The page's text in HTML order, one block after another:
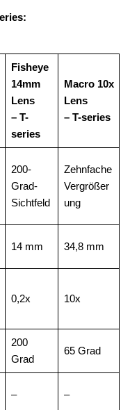
Fisheye
14mm
Lens
– T-
series
Macro 10x
Lens
– T-series
200-
Grad-
Sichtfeld
Zehnfache
Vergrößer
ung
14 mm 34,8 mm
0,2x 10x
200
Grad
65 Grad
– –